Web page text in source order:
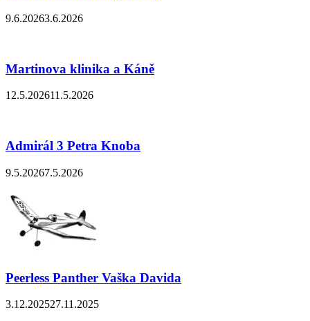
9.6.20263.6.2026
Martinova klinika a Káně
12.5.202611.5.2026
Admirál 3 Petra Knoba
9.5.20267.5.2026
Peerless Panther Vaška Davida
3.12.202527.11.2025